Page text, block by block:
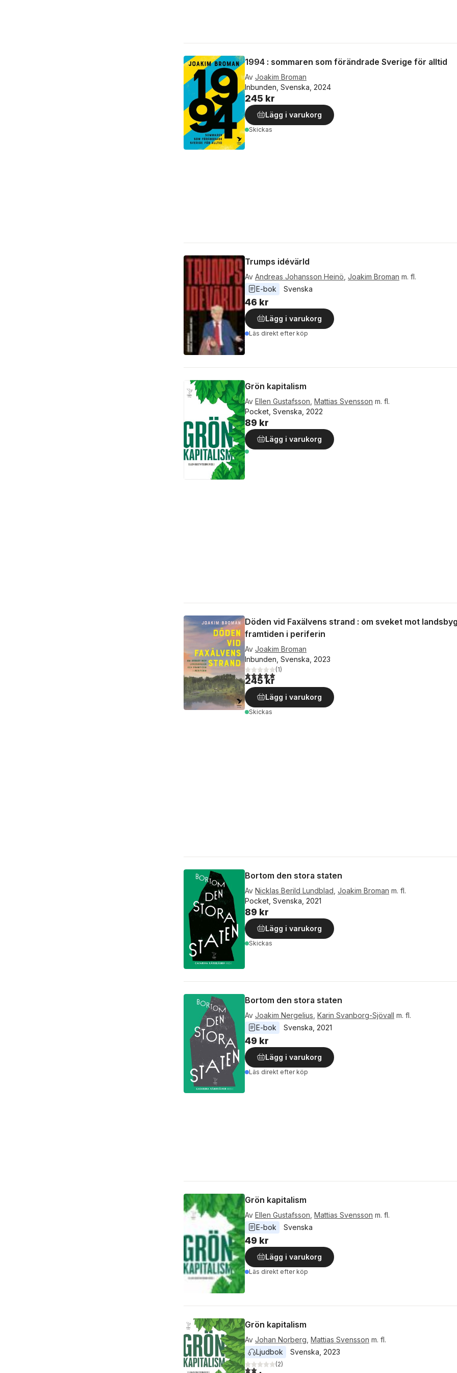
1994 : sommaren som förändrade Sverige för alltid
Av Joakim Broman
Inbunden, Svenska, 2024
245 kr
Lägg i varukorg
Skickas
Trumps idévärld
Av Andreas Johansson Heinö Joakim Broman m. fl.
E-bok
Svenska
46 kr
Lägg i varukorg
Läs direkt efter köp
Grön kapitalism
Av Ellen Gustafsson Mattias Svensson m. fl.
Pocket, Svenska, 2022
89 kr
Lägg i varukorg
Döden vid Faxälvens strand : om sveket mot
framtiden i periferin
Av Joakim Broman
Inbunden, Svenska, 2023
5,0utav 5 stjärnor. Totalt antal röster:
(1)
245 kr
Lägg i varukorg
Skickas
Bortom den stora staten
Av Nicklas Berild Lundblad Joakim Broman m. fl.
Pocket, Svenska, 2021
89 kr
Lägg i varukorg
Skickas
Bortom den stora staten
Av Joakim Nergelius Karin Svanborg-Sjövall m. fl.
E-bok
Svenska 2021
49 kr
Lägg i varukorg
Läs direkt efter köp
Grön kapitalism
Av Ellen Gustafsson Mattias Svensson m. fl.
E-bok
Svenska
49 kr
Lägg i varukorg
Läs direkt efter köp
Grön kapitalism
Av Johan Norberg Mattias Svensson m. fl.
Ljudbok
Svenska 2023
2,0utav 5 stjärnor. Totalt antal röster:
(2)